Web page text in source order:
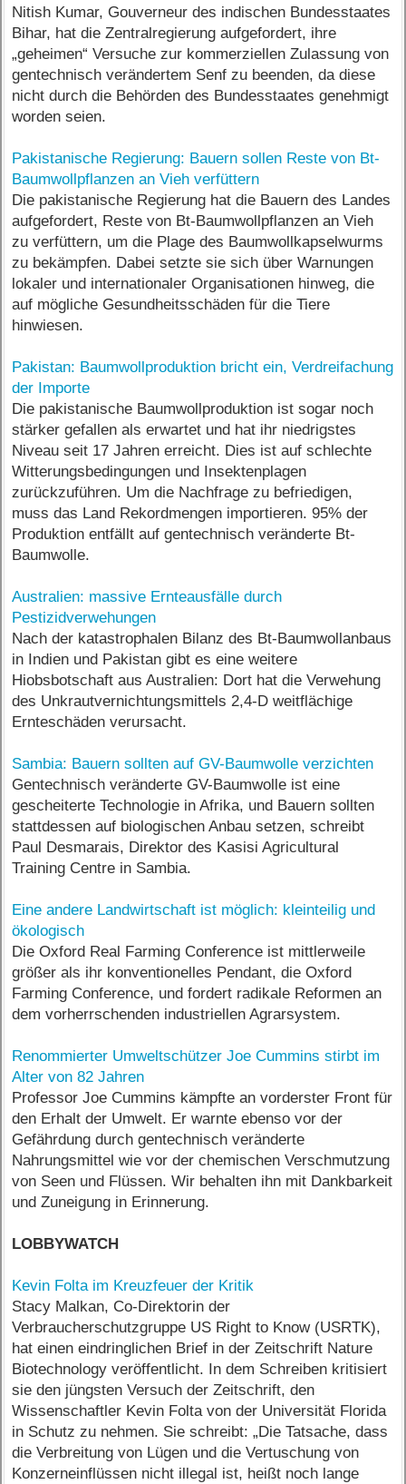
Nitish Kumar, Gouverneur des indischen Bundesstaates
Bihar, hat die Zentralregierung aufgefordert, ihre
„geheimen“ Versuche zur kommerziellen Zulassung von
gentechnisch verändertem Senf zu beenden, da diese
nicht durch die Behörden des Bundesstaates genehmigt
worden seien.
Pakistanische Regierung: Bauern sollen Reste von Bt-
Baumwollpflanzen an Vieh verfüttern
Die pakistanische Regierung hat die Bauern des Landes
aufgefordert, Reste von Bt-Baumwollpflanzen an Vieh
zu verfüttern, um die Plage des Baumwollkapselwurms
zu bekämpfen. Dabei setzte sie sich über Warnungen
lokaler und internationaler Organisationen hinweg, die
auf mögliche Gesundheitsschäden für die Tiere
hinwiesen.
Pakistan: Baumwollproduktion bricht ein, Verdreifachung
der Importe
Die pakistanische Baumwollproduktion ist sogar noch
stärker gefallen als erwartet und hat ihr niedrigstes
Niveau seit 17 Jahren erreicht. Dies ist auf schlechte
Witterungsbedingungen und Insektenplagen
zurückzuführen. Um die Nachfrage zu befriedigen,
muss das Land Rekordmengen importieren. 95% der
Produktion entfällt auf gentechnisch veränderte Bt-
Baumwolle.
Australien: massive Ernteausfälle durch
Pestizidverwehungen
Nach der katastrophalen Bilanz des Bt-Baumwollanbaus
in Indien und Pakistan gibt es eine weitere
Hiobsbotschaft aus Australien: Dort hat die Verwehung
des Unkrautvernichtungsmittels 2,4-D weitflächige
Ernteschäden verursacht.
Sambia: Bauern sollten auf GV-Baumwolle verzichten
Gentechnisch veränderte GV-Baumwolle ist eine
gescheiterte Technologie in Afrika, und Bauern sollten
stattdessen auf biologischen Anbau setzen, schreibt
Paul Desmarais, Direktor des Kasisi Agricultural
Training Centre in Sambia.
Eine andere Landwirtschaft ist möglich: kleinteilig und
ökologisch
Die Oxford Real Farming Conference ist mittlerweile
größer als ihr konventionelles Pendant, die Oxford
Farming Conference, und fordert radikale Reformen an
dem vorherrschenden industriellen Agrarsystem.
Renommierter Umweltschützer Joe Cummins stirbt im
Alter von 82 Jahren
Professor Joe Cummins kämpfte an vorderster Front für
den Erhalt der Umwelt. Er warnte ebenso vor der
Gefährdung durch gentechnisch veränderte
Nahrungsmittel wie vor der chemischen Verschmutzung
von Seen und Flüssen. Wir behalten ihn mit Dankbarkeit
und Zuneigung in Erinnerung.
LOBBYWATCH
Kevin Folta im Kreuzfeuer der Kritik
Stacy Malkan, Co-Direktorin der
Verbraucherschutzgruppe US Right to Know (USRTK),
hat einen eindringlichen Brief in der Zeitschrift Nature
Biotechnology veröffentlicht. In dem Schreiben kritisiert
sie den jüngsten Versuch der Zeitschrift, den
Wissenschaftler Kevin Folta von der Universität Florida
in Schutz zu nehmen. Sie schreibt: „Die Tatsache, dass
die Verbreitung von Lügen und die Vertuschung von
Konzerneinflüssen nicht illegal ist, heißt noch lange